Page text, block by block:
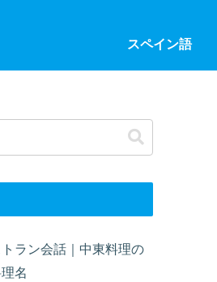
スペイン語
ラン会話｜中東料理の
名